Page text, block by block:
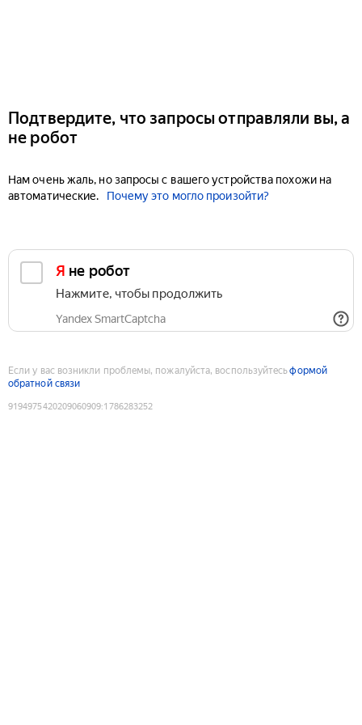
Подтвердите, что запросы отправляли вы, а
не робот
Нам очень жаль, но запросы с вашего устройства похожи на
автоматические.
Почему это могло произойти?
Я не робот
Нажмите, чтобы продолжить
Yandex SmartCaptcha
Если у вас возникли проблемы, пожалуйста, воспользуйтесьформой
обратной связи
9194975420209060909:1786283252